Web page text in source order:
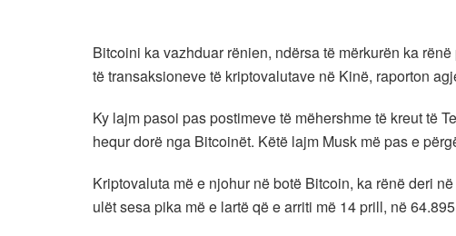
Bitcoini ka vazhduar rënien, ndërsa të mërkurën ka
të transaksioneve të kriptovalutave në Kinë, raporton
Ky lajm pasoi pas postimeve të mëhershme të kreut të
hequr dorë nga Bitcoinët. Këtë lajm Musk më pas e
Kriptovaluta më e njohur në botë Bitcoin, ka rënë deri
ulët sesa pika më e lartë që e arriti më 14 prill, në